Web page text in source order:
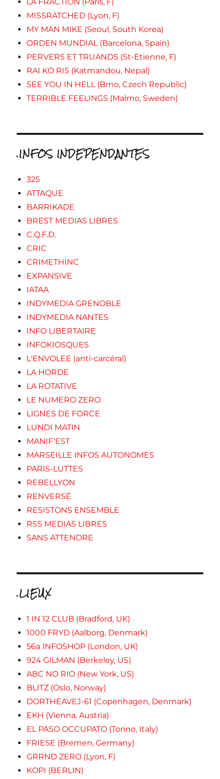
MISSRATCHED (Lyon, F)
MY MAN MIKE (Seoul, South Korea)
ORDEN MUNDIAL (Barcelona, Spain)
PERVERS ET TRUANDS (St-Etienne, F)
RAI KO RIS (Katmandou, Nepal)
SEE YOU IN HELL (Brno, Czech Republic)
TERRIBLE FEELINGS (Malmo, Sweden)
.INFOS INDEPENDANTES
325
ATTAQUE
BARRIKADE
BREST MEDIAS LIBRES
C.Q.F.D.
CRIC
CRIMETHINC
EXPANSIVE
IATAA
INDYMEDIA GRENOBLE
INDYMEDIA NANTES
INFO LIBERTAIRE
INFOKIOSQUES
L'ENVOLEE (anti-carcéral)
LA HORDE
LA ROTATIVE
LE NUMERO ZERO
LIGNES DE FORCE
LUNDI MATIN
MANIF'EST
MARSEILLE INFOS AUTONOMES
PARIS-LUTTES
REBELLYON
RENVERSÉ
RESISTONS ENSEMBLE
RSS MEDIAS LIBRES
SANS ATTENDRE
.LIEUX
1 IN 12 CLUB (Bradford, UK)
1000 FRYD (Aalborg, Denmark)
56a INFOSHOP (London, UK)
924 GILMAN (Berkeley, US)
ABC NO RIO (New York, US)
BLITZ (Oslo, Norway)
DORTHEAVEJ-61 (Copenhagen, Denmark)
EKH (Vienna, Austria)
EL PASO OCCUPATO (Torino, Italy)
FRIESE (Bremen, Germany)
GRRND ZERO (Lyon, F)
KOPI (BERLIN)